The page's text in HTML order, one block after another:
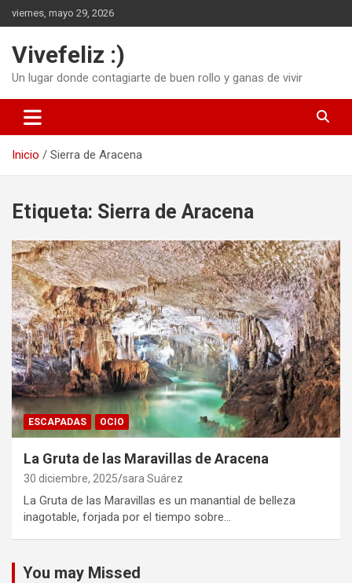
Saltar
al
viernes, mayo 29, 2026
Vivefeliz :)
Un lugar donde contagiarte de buen rollo y ganas de vivir
Inicio Sierra de Aracena
Etiqueta: Sierra de Aracena
ESCAPADAS OCIO
La Gruta de las Maravillas de Aracena
30 diciembre, 2025 sara Suárez
La Gruta de las Maravillas es un manantial de belleza
inagotable, forjada por el tiempo sobre…
You may Missed